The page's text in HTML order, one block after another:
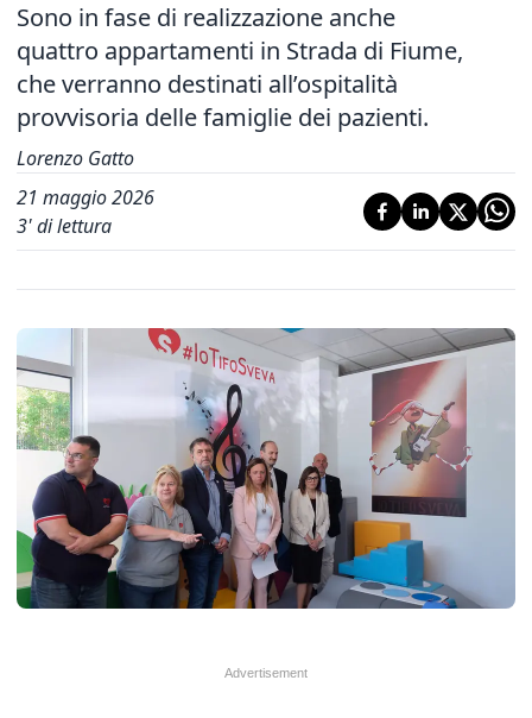
Sono in fase di realizzazione anche
quattro appartamenti in Strada di Fiume,
che verranno destinati all’ospitalità
provvisoria delle famiglie dei pazienti.
Lorenzo Gatto
21 maggio 2026
3' di lettura